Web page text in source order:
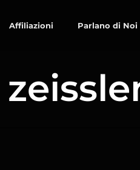
Affiliazioni Parlano di Noi